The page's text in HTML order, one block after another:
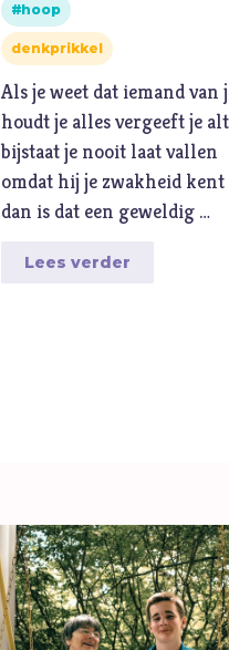
hoop
denkprikkel
Als je weet dat iemand van
houdt je alles vergeeft je
bijstaat je nooit laat vallen
omdat hij je zwakheid kent
dan is dat een geweldig …
Lees verder